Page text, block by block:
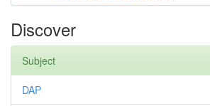
Discover
Subject
DAP